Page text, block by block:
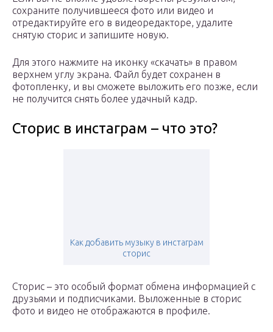
сохраните получившееся фото или видео и
отредактируйте его в видеоредакторе, удалите
снятую сторис и запишите новую.
Для этого нажмите на иконку «скачать» в правом
верхнем углу экрана. Файл будет сохранен в
фотопленку, и вы сможете выложить его позже, если
не получится снять более удачный кадр.
Сторис в инстаграм – что это?
Как добавить музыку в инстаграм
сторис
Сторис – это особый формат обмена информацией с
друзьями и подписчиками. Выложенные в сторис
фото и видео не отображаются в профиле.